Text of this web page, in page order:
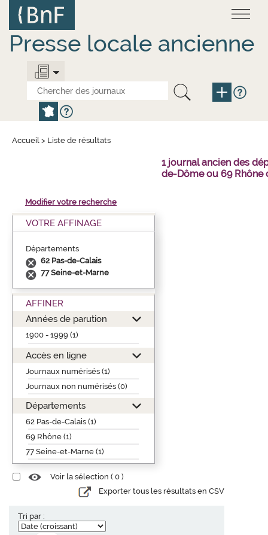
contenu
principal
Presse locale ancienne
Accueil > Liste de résultats
1 journal ancien des
de-Dôme ou 69 Rhône
Modifier votre recherche
VOTRE AFFINAGE
Départements
62 Pas-de-Calais
77 Seine-et-Marne
AFFINER
Années de parution
1900 - 1999 (1)
Accès en ligne
Journaux numérisés (1)
Journaux non numérisés (0)
Départements
62 Pas-de-Calais (1)
69 Rhône (1)
77 Seine-et-Marne (1)
Voir la sélection ( 0 )
Exporter tous les résultats en CSV
Tri par :
Panneau de gestion des cookies